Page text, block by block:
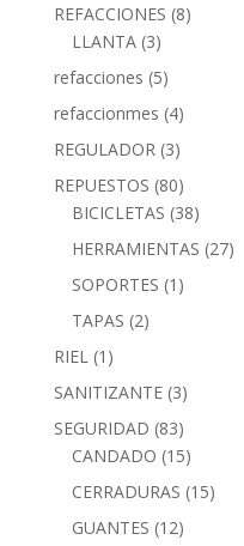
REFACCIONES (8)
LLANTA (3)
refacciones (5)
refaccionmes (4)
REGULADOR (3)
REPUESTOS (80)
BICICLETAS (38)
HERRAMIENTAS (27)
SOPORTES (1)
TAPAS (2)
RIEL (1)
SANITIZANTE (3)
SEGURIDAD (83)
CANDADO (15)
CERRADURAS (15)
GUANTES (12)